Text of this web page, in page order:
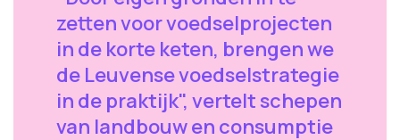
zetten voor voedselprojecten
in de korte keten, brengen we
de Leuvense voedselstrategie
in de praktijk", vertelt schepen
van landbouw en consumptie